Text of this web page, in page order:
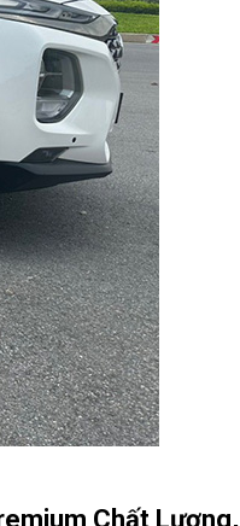
Chất Lượng,